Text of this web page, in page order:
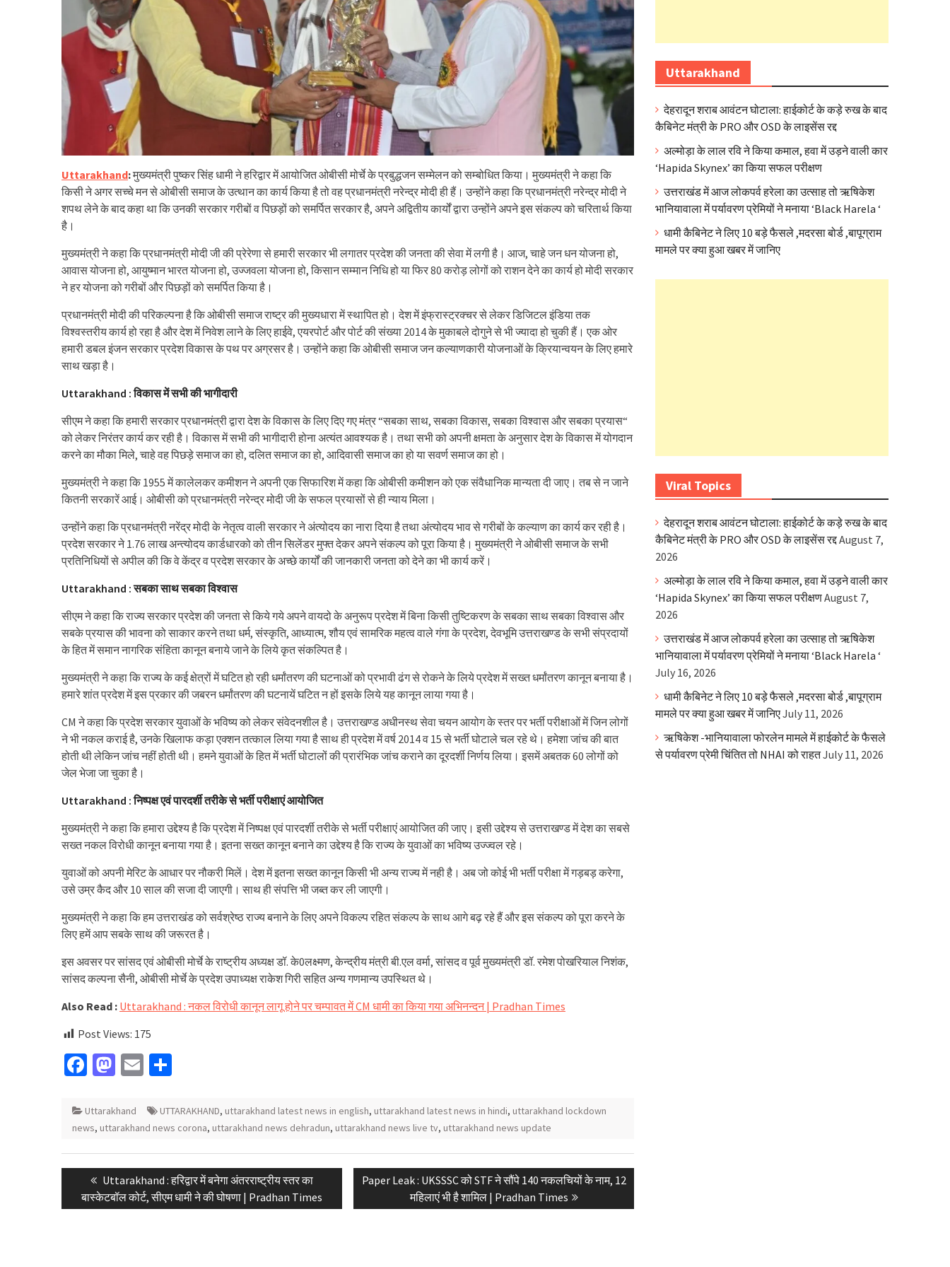
Uttarakhand:मुख्यमंत्री पुष्कर सिंह धामी ने हरिद्वार में आयोजित ओबीसी मोर्चे के प्रबुद्धजन सम्मेलन को सम्बोधित किया। मुख्यमंत्री ने कहा कि
किसी ने अगर सच्चे मन से ओबीसी समाज के उत्थान का कार्य किया है तो वह प्रधानमंत्री नरेन्द्र मोदी ही हैं। उन्होंने कहा कि प्रधानमंत्री नरेन्द्र मोदी ने
शपथ लेने के बाद कहा था कि उनकी सरकार गरीबों व पिछड़ों को समर्पित सरकार है, अपने अद्वितीय कार्यों द्वारा उन्होंने अपने इस संकल्प को चरितार्थ किया
है।
मुख्यमंत्री ने कहा कि प्रधानमंत्री मोदी जी की प्रेरेणा से हमारी सरकार भी लगातर प्रदेश की जनता की सेवा में लगी है। आज, चाहे जन धन योजना हो,
आवास योजना हो, आयुष्मान भारत योजना हो, उज्जवला योजना हो, किसान सम्मान निधि हो या फिर 80 करोड़ लोगों को राशन देने का कार्य हो मोदी सरकार
ने हर योजना को गरीबों और पिछड़ों को समर्पित किया है।
प्रधानमंत्री मोदी की परिकल्पना है कि ओबीसी समाज राष्ट्र की मुख्यधारा में स्थापित हो। देश में इंफ्रास्ट्रक्चर से लेकर डिजिटल इंडिया तक
विश्वस्तरीय कार्य हो रहा है और देश में निवेश लाने के लिए हाईवे, एयरपोर्ट और पोर्ट की संख्या 2014 के मुकाबले दोगुने से भी ज्यादा हो चुकी हैं। एक ओर
हमारी डबल इंजन सरकार प्रदेश विकास के पथ पर अग्रसर है। उन्होंने कहा कि ओबीसी समाज जन कल्याणकारी योजनाओं के क्रियान्वयन के लिए हमारे
साथ खड़ा है।
Uttarakhand : विकास में सभी की भागीदारी
सीएम ने कहा कि हमारी सरकार प्रधानमंत्री द्वारा देश के विकास के लिए दिए गए मंत्र “सबका साथ, सबका विकास, सबका विश्वास और सबका प्रयास“
को लेकर निरंतर कार्य कर रही है। विकास में सभी की भागीदारी होना अत्यंत आवश्यक है। तथा सभी को अपनी क्षमता के अनुसार देश के विकास में योगदान
करने का मौका मिले, चाहे वह पिछड़े समाज का हो, दलित समाज का हो, आदिवासी समाज का हो या सवर्ण समाज का हो।
मुख्यमंत्री ने कहा कि 1955 में कालेलकर कमीशन ने अपनी एक सिफारिश में कहा कि ओबीसी कमीशन को एक संवैधानिक मान्यता दी जाए। तब से न जाने
कितनी सरकारें आई। ओबीसी को प्रधानमंत्री नरेन्द्र मोदी जी के सफल प्रयासों से ही न्याय मिला।
उन्होंने कहा कि प्रधानमंत्री नरेंद्र मोदी के नेतृत्व वाली सरकार ने अंत्योदय का नारा दिया है तथा अंत्योदय भाव से गरीबों के कल्याण का कार्य कर रही है।
प्रदेश सरकार ने 1.76 लाख अन्त्योदय कार्डधारको को तीन सिलेंडर मुफ्त देकर अपने संकल्प को पूरा किया है। मुख्यमंत्री ने ओबीसी समाज के सभी
प्रतिनिधियों से अपील की कि वे केंद्र व प्रदेश सरकार के अच्छे कार्यों की जानकारी जनता को देने का भी कार्य करें।
Uttarakhand : सबका साथ सबका विश्वास
सीएम ने कहा कि राज्य सरकार प्रदेश की जनता से किये गये अपने वायदो के अनुरूप प्रदेश में बिना किसी तुष्टिकरण के सबका साथ सबका विश्वास और
सबके प्रयास की भावना को साकार करने तथा धर्म, संस्कृति, आध्यात्म, शौय एवं सामरिक महत्व वाले गंगा के प्रदेश, देवभूमि उत्तराखण्ड के सभी संप्रदायों
के हित में समान नागरिक संहिता कानून बनाये जाने के लिये कृत संकल्पित है।
मुख्यमंत्री ने कहा कि राज्य के कई क्षेत्रों में घटित हो रही धर्मांतरण की घटनाओं को प्रभावी ढंग से रोकने के लिये प्रदेश में सख्त धर्मांतरण कानून बनाया है।
हमारे शांत प्रदेश में इस प्रकार की जबरन धर्मांतरण की घटनायें घटित न हों इसके लिये यह कानून लाया गया है।
CM ने कहा कि प्रदेश सरकार युवाओं के भविष्य को लेकर संवेदनशील है। उत्तराखण्ड अधीनस्थ सेवा चयन आयोग के स्तर पर भर्ती परीक्षाओं में जिन लोगों
ने भी नकल कराई है, उनके खिलाफ कड़ा एक्शन तत्काल लिया गया है साथ ही प्रदेश में वर्ष 2014 व 15 से भर्ती घोटाले चल रहे थे। हमेशा जांच की बात
होती थी लेकिन जांच नहीं होती थी। हमने युवाओं के हित में भर्ती घोटालों की प्रारंभिक जांच कराने का दूरदर्शी निर्णय लिया। इसमें अबतक 60 लोगों को
जेल भेजा जा चुका है।
Uttarakhand : निष्पक्ष एवं पारदर्शी तरीके से भर्ती परीक्षाएं आयोजित
मुख्यमंत्री ने कहा कि हमारा उद्देश्य है कि प्रदेश में निष्पक्ष एवं पारदर्शी तरीके से भर्ती परीक्षाएं आयोजित की जाए। इसी उद्देश्य से उत्तराखण्ड में देश का सबसे
सख्त नकल विरोधी कानून बनाया गया है। इतना सख्त कानून बनाने का उद्देश्य है कि राज्य के युवाओं का भविष्य उज्ज्वल रहे।
युवाओं को अपनी मेरिट के आधार पर नौकरी मिलें। देश में इतना सख्त कानून किसी भी अन्य राज्य में नही है। अब जो कोई भी भर्ती परीक्षा में गड़बड़ करेगा,
उसे उम्र कैद और 10 साल की सजा दी जाएगी। साथ ही संपत्ति भी जब्त कर ली जाएगी।
मुख्यमंत्री ने कहा कि हम उत्तराखंड को सर्वश्रेष्ठ राज्य बनाने के लिए अपने विकल्प रहित संकल्प के साथ आगे बढ़ रहे हैं और इस संकल्प को पूरा करने के
लिए हमें आप सबके साथ की जरूरत है।
इस अवसर पर सांसद एवं ओबीसी मोर्चे के राष्ट्रीय अध्यक्ष डॉ. के0लक्ष्मण, केन्द्रीय मंत्री बी.एल वर्मा, सांसद व पूर्व मुख्यमंत्री डॉ. रमेश पोखरियाल निशंक,
सांसद कल्पना सैनी, ओबीसी मोर्चे के प्रदेश उपाध्यक्ष राकेश गिरी सहित अन्य गणमान्य उपस्थित थे।
Also Read : Uttarakhand : नकल विरोधी कानून लागू होने पर चम्पावत में CM धामी का किया गया अभिनन्दन | Pradhan Times
Post Views: 175
Facebook
Mastodon
Email
Uttarakhand UTTARAKHAND, uttarakhand latest news in english, uttarakhand latest news in hindi, uttarakhand lockdown
news, uttarakhand news corona, uttarakhand news dehradun, uttarakhand news live tv, uttarakhand news update
Post
navigation
Previous
post:
Uttarakhand : हरिद्वार में बनेगा अंतरराष्ट्रीय स्तर का
बास्केटबॉल कोर्ट, सीएम धामी ने की घोषणा | Pradhan Times
Next
Paper Leak : UKSSSC को STF ने सौंपे 140 नकलचियों के नाम, 12
महिलाएं भी है शामिल | Pradhan Times
Uttarakhand
देहरादून शराब आवंटन घोटाला: हाईकोर्ट के कड़े रुख के बाद
कैबिनेट मंत्री के PRO और OSD के लाइसेंस रद्द
अल्मोड़ा के लाल रवि ने किया कमाल, हवा में उड़ने वाली कार
‘Hapida Skynex’ का किया सफल परीक्षण
उत्तराखंड में आज लोकपर्व हरेला का उत्साह तो ऋषिकेश
भानियावाला में पर्यावरण प्रेमियों ने मनाया ‘Black Harela ‘
धामी कैबिनेट ने लिए 10 बड़े फैसले ,मदरसा बोर्ड ,बापूग्राम
मामले पर क्या हुआ खबर में जानिए
Viral Topics
देहरादून शराब आवंटन घोटाला: हाईकोर्ट के कड़े रुख के बाद
कैबिनेट मंत्री के PRO और OSD के लाइसेंस रद्दAugust 7,
2026
अल्मोड़ा के लाल रवि ने किया कमाल, हवा में उड़ने वाली कार
‘Hapida Skynex’ का किया सफल परीक्षणAugust 7,
2026
उत्तराखंड में आज लोकपर्व हरेला का उत्साह तो ऋषिकेश
भानियावाला में पर्यावरण प्रेमियों ने मनाया ‘Black Harela ‘
July 16, 2026
धामी कैबिनेट ने लिए 10 बड़े फैसले ,मदरसा बोर्ड ,बापूग्राम
मामले पर क्या हुआ खबर में जानिएJuly 11, 2026
ऋषिकेश -भानियावाला फोरलेन मामले में हाईकोर्ट के फैसले
से पर्यावरण प्रेमी चिंतित तो NHAI को राहतJuly 11, 2026